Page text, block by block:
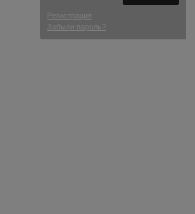
Регистрация
Забыли пароль?